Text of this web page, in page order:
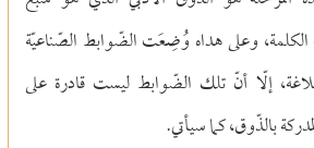
وعلى هداه وُضِعَت الضّوابط الصّناعيّة
إلّا أنّ تلك الضّوابط ليست قادرة على
بالذّوق، كما سيأتي.